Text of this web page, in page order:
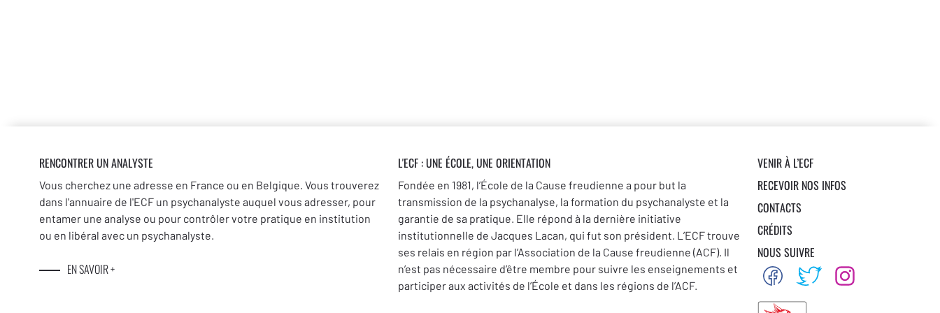
Quand le fantasme passe à l’inconscient –
Le Séminaire XI et la préface à l’édition anglaise du Séminaire XI
Vers l’inconscient réel –Patricia Bosquin-Caroz
Hallucination et inconscient réel –Guy Poblome
RENCONTRER UN ANALYSTE
Vous cherchez une adresse en France ou en Belgique. Vous trouverez
dans l'annuaire de l'ECF un psychanalyste auquel vous adresser, pour
entamer une analyse ou pour contrôler votre pratique en institution
ou en libéral avec un psychanalyste.
EN SAVOIR +
L'ECF : UNE ÉCOLE, UNE ORIENTATION
Fondée en 1981, l’École de la Cause freudienne a pour but la
transmission de la psychanalyse, la formation du psychanalyste et la
garantie de sa pratique. Elle répond à la dernière initiative
institutionnelle de Jacques Lacan, qui fut son président. L’ECF trouve
ses relais en région par l’Association de la Cause freudienne (ACF). Il
n’est pas nécessaire d’être membre pour suivre les enseignements et
participer aux activités de l’École et dans les régions de l’ACF.
VENIR À L’ECF
RECEVOIR NOS INFOS
CONTACTS
CRÉDITS
NOUS SUIVRE